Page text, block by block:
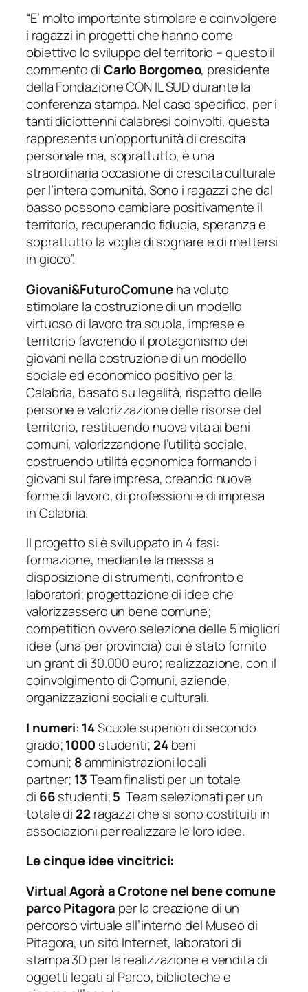
“E’ molto importante stimolare e coinvolgere
i ragazzi in progetti che hanno come
obiettivo lo sviluppo del territorio –questo il
commento diCarloBorgomeo, presidente
della Fondazione CON IL SUD durante la
conferenza stampa. Nel caso specifico, per i
tanti diciottenni calabresi coinvolti, questa
rappresenta un’opportunità di crescita
personale ma, soprattutto, è una
straordinaria occasione di crescita culturale
per l’intera comunità. Sono i ragazzi che dal
basso possono cambiare positivamente il
territorio, recuperando fiducia, speranza e
soprattutto la voglia di sognare e di mettersi
in gioco”.
Giovani&FuturoComuneha voluto
stimolare la costruzione di un modello
virtuoso di lavoro tra scuola, imprese e
territorio favorendo il protagonismo dei
giovani nella costruzione di un modello
sociale ed economico positivo per la
Calabria, basato su legalità, rispetto delle
persone e valorizzazione delle risorse del
territorio, restituendo nuova vita ai beni
comuni, valorizzandone l’utilità sociale,
costruendo utilitàeconomicaformando i
giovani sul fare impresa, creando nuove
forme di lavoro, di professioni e di impresa
inCalabria.
Il progetto si è sviluppato in 4 fasi:
formazione, mediante la messa a
disposizione distrumenti, confronto e
laboratori; progettazione di idee che
valorizzassero un bene comune;
competition ovvero selezione delle 5 migliori
idee (una per provincia) cui è stato fornito
ungrantdi 30.000 euro; realizzazione, con il
coinvolgimento di Comuni, aziende,
organizzazioni sociali e culturali.
I numeri: 14Scuole superiori di secondo
grado;1000 studenti; 24beni
comuni; 8amministrazioni locali
partner; 13Team finalisti per un totale
di 66studenti;5 Team selezionati per un
totale di 22 ragazzi che si sono costituiti in
associazioni per realizzare le loro idee.
Le cinque idee vincitrici:
Virtual Agoràa Crotone nel bene comune
parco Pitagora per la creazione di un
percorso virtuale all’interno del Museo di
Pitagora, un sito Internet, laboratori di
stampa 3D per la realizzazione e vendita di
oggetti legati al Parco, biblioteche e